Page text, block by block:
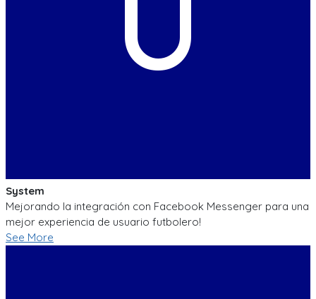
System
Mejorando la integración con Facebook Messenger para una
mejor experiencia de usuario futbolero!
See More